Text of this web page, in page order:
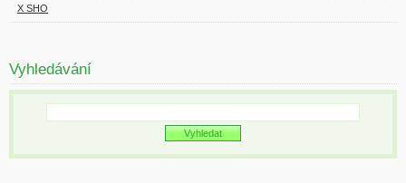
X SHO
Vyhledávání